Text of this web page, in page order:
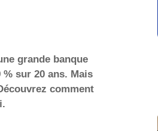
grande banque
sur 20 ans. Mais
comment